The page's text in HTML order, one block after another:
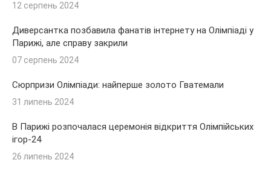
12 серпень 2024
Диверсантка позбавила фанатів інтернету на Олімпіаді у
Парижі, але справу закрили
07 серпень 2024
Сюрпризи Олімпіади: найперше золото Гватемали
31 липень 2024
В Парижі розпочалася церемонія відкриття Олімпійських
ігор-24
26 липень 2024